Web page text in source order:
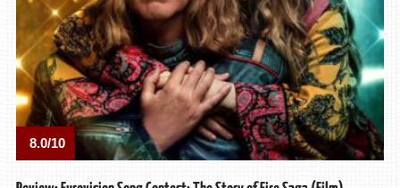
8.0/10